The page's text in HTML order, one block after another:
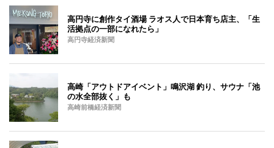
高円寺に創作タイ酒場 ラオス人で日本育ち店主、「生
活拠点の一部になれたら」
高円寺経済新聞
高崎「アウトドアイベント」鳴沢湖 釣り、サウナ「池
の水全部抜く」も
高崎前橋経済新聞